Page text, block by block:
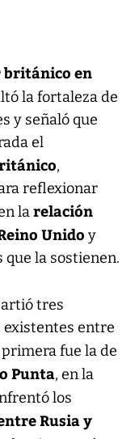
británico en
la fortaleza de
y señaló que
el
,
reflexionar
larelación
Unido y
que la sostienen.
tres
existentes entre
primera fue la de
Punta, en la
los
Rusia y